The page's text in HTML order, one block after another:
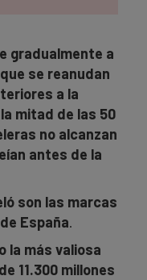
gradualmente a
se reanudan
a la
mitad de las 50
no alcanzan
antes de la
son las marcas
España.
la más valiosa
11.300 millones